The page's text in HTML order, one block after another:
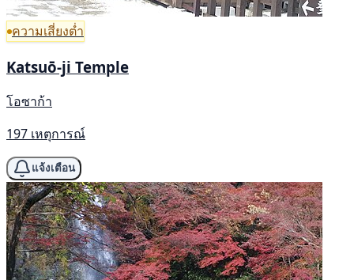
ความเสี่ยงต่ำ
Katsuō-ji Temple
โอซาก้า
197 เหตุการณ์
แจ้งเตือน